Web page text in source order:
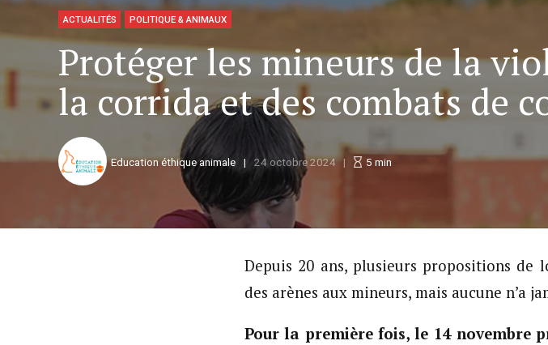
ACTUALITÉS POLITIQUE & ANIMAUX
Protéger les mineurs de la
la corrida et des combats de
Education éthique animale 24 octobre 2024 5 min
Depuis 20 ans, plusieurs propositions de
des arènes aux mineurs, mais aucune n’a
Pour la première fois, le 14 novembre